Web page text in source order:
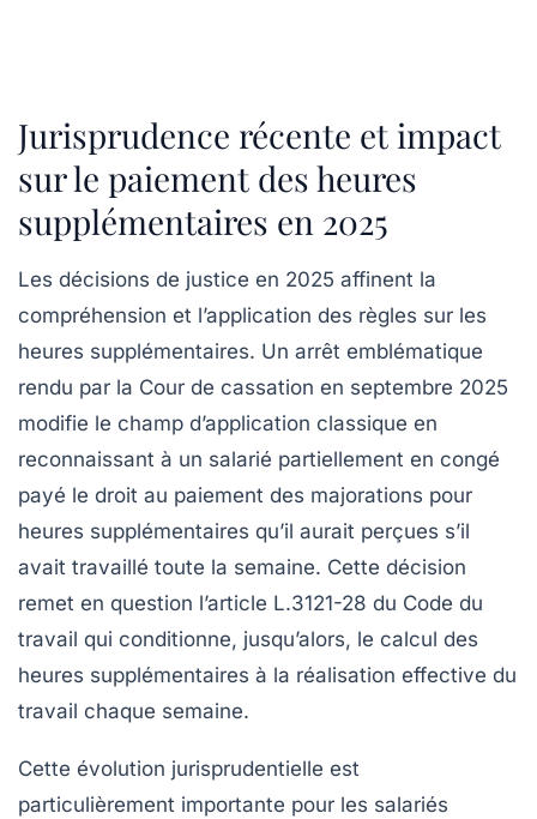
Jurisprudence récente et impact
sur le paiement des heures
supplémentaires en 2025
Les décisions de justice en 2025 affinent la
compréhension et l’application des règles sur les
heures supplémentaires. Un arrêt emblématique
rendu par la Cour de cassation en septembre 2025
modifie le champ d’application classique en
reconnaissant à un salarié partiellement en congé
payé le droit au paiement des majorations pour
heures supplémentaires qu’il aurait perçues s’il
avait travaillé toute la semaine. Cette décision
remet en question l’article L.3121-28 du Code du
travail qui conditionne, jusqu’alors, le calcul des
heures supplémentaires à la réalisation effective du
travail chaque semaine.
Cette évolution jurisprudentielle est
particulièrement importante pour les salariés